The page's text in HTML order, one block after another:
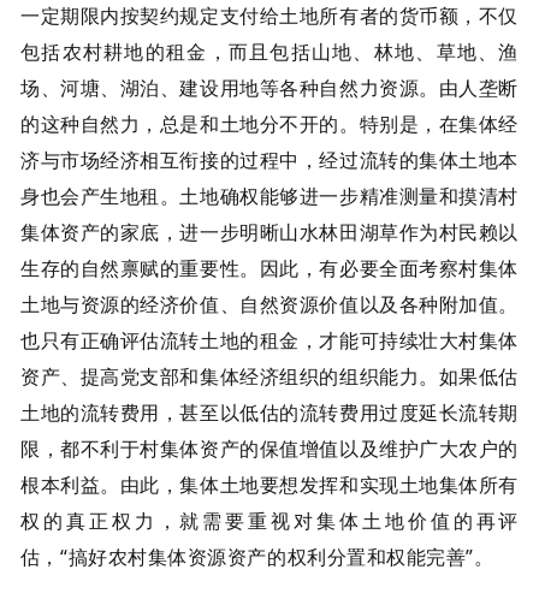
一定期限内按契约规定支付给土地所有者的货币额，不仅
包括农村耕地的租金，而且包括山地、林地、草地、渔
场、河塘、湖泊、建设用地等各种自然力资源。由人垄断
的这种自然力，总是和土地分不开的。特别是，在集体经
济与市场经济相互衔接的过程中，经过流转的集体土地本
身也会产生地租。土地确权能够进一步精准测量和摸清村
集体资产的家底，进一步明晰山水林田湖草作为村民赖以
生存的自然禀赋的重要性。因此，有必要全面考察村集体
土地与资源的经济价值、自然资源价值以及各种附加值。
也只有正确评估流转土地的租金，才能可持续壮大村集体
资产、提高党支部和集体经济组织的组织能力。如果低估
土地的流转费用，甚至以低估的流转费用过度延长流转期
限，都不利于村集体资产的保值增值以及维护广大农户的
根本利益。由此，集体土地要想发挥和实现土地集体所有
权的真正权力，就需要重视对集体土地价值的再评
估，“搞好农村集体资源资产的权利分置和权能完善”。